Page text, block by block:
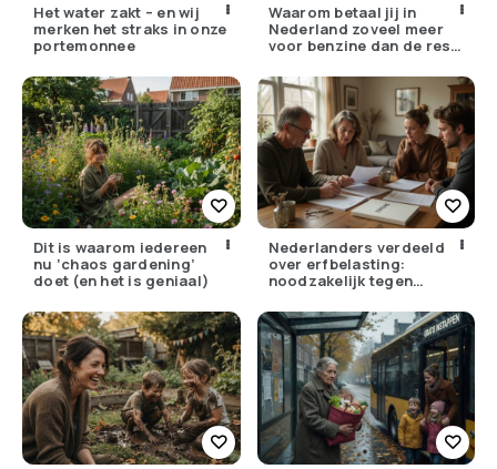
Het water zakt – en wij
merken het straks in onze
portemonnee
Waarom betaal jij in
Nederland zoveel meer
voor benzine dan de rest
Dit is waarom iedereen
nu ‘chaos gardening’
doet (en het is geniaal)
Nederlanders verdeeld
over erfbelasting:
noodzakelijk tegen